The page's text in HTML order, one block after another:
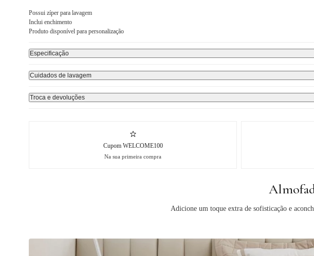
Possui zíper para lavagem
Inclui enchimento
Produto disponível para personalização
Especificação
Cuidados de lavagem
Troca e devoluções
Cupom WELCOME100
Na sua primeira compra
Adicione um toque extra de sofisticação e